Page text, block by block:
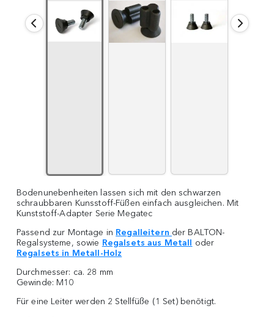
Bodenunebenheiten lassen sich mit den schwarzen
schraubbaren Kunsstoff-Füßen einfach ausgleichen. Mit
Kunststoff-Adapter Serie Megatec
Passend zur Montage in Regalleitern der BALTON-
Regalsysteme, sowie Regalsets aus Metall oder
Regalsets in Metall-Holz
Durchmesser: ca. 28 mm
Gewinde: M10
Für eine Leiter werden 2 Stellfüße (1 Set) benötigt.